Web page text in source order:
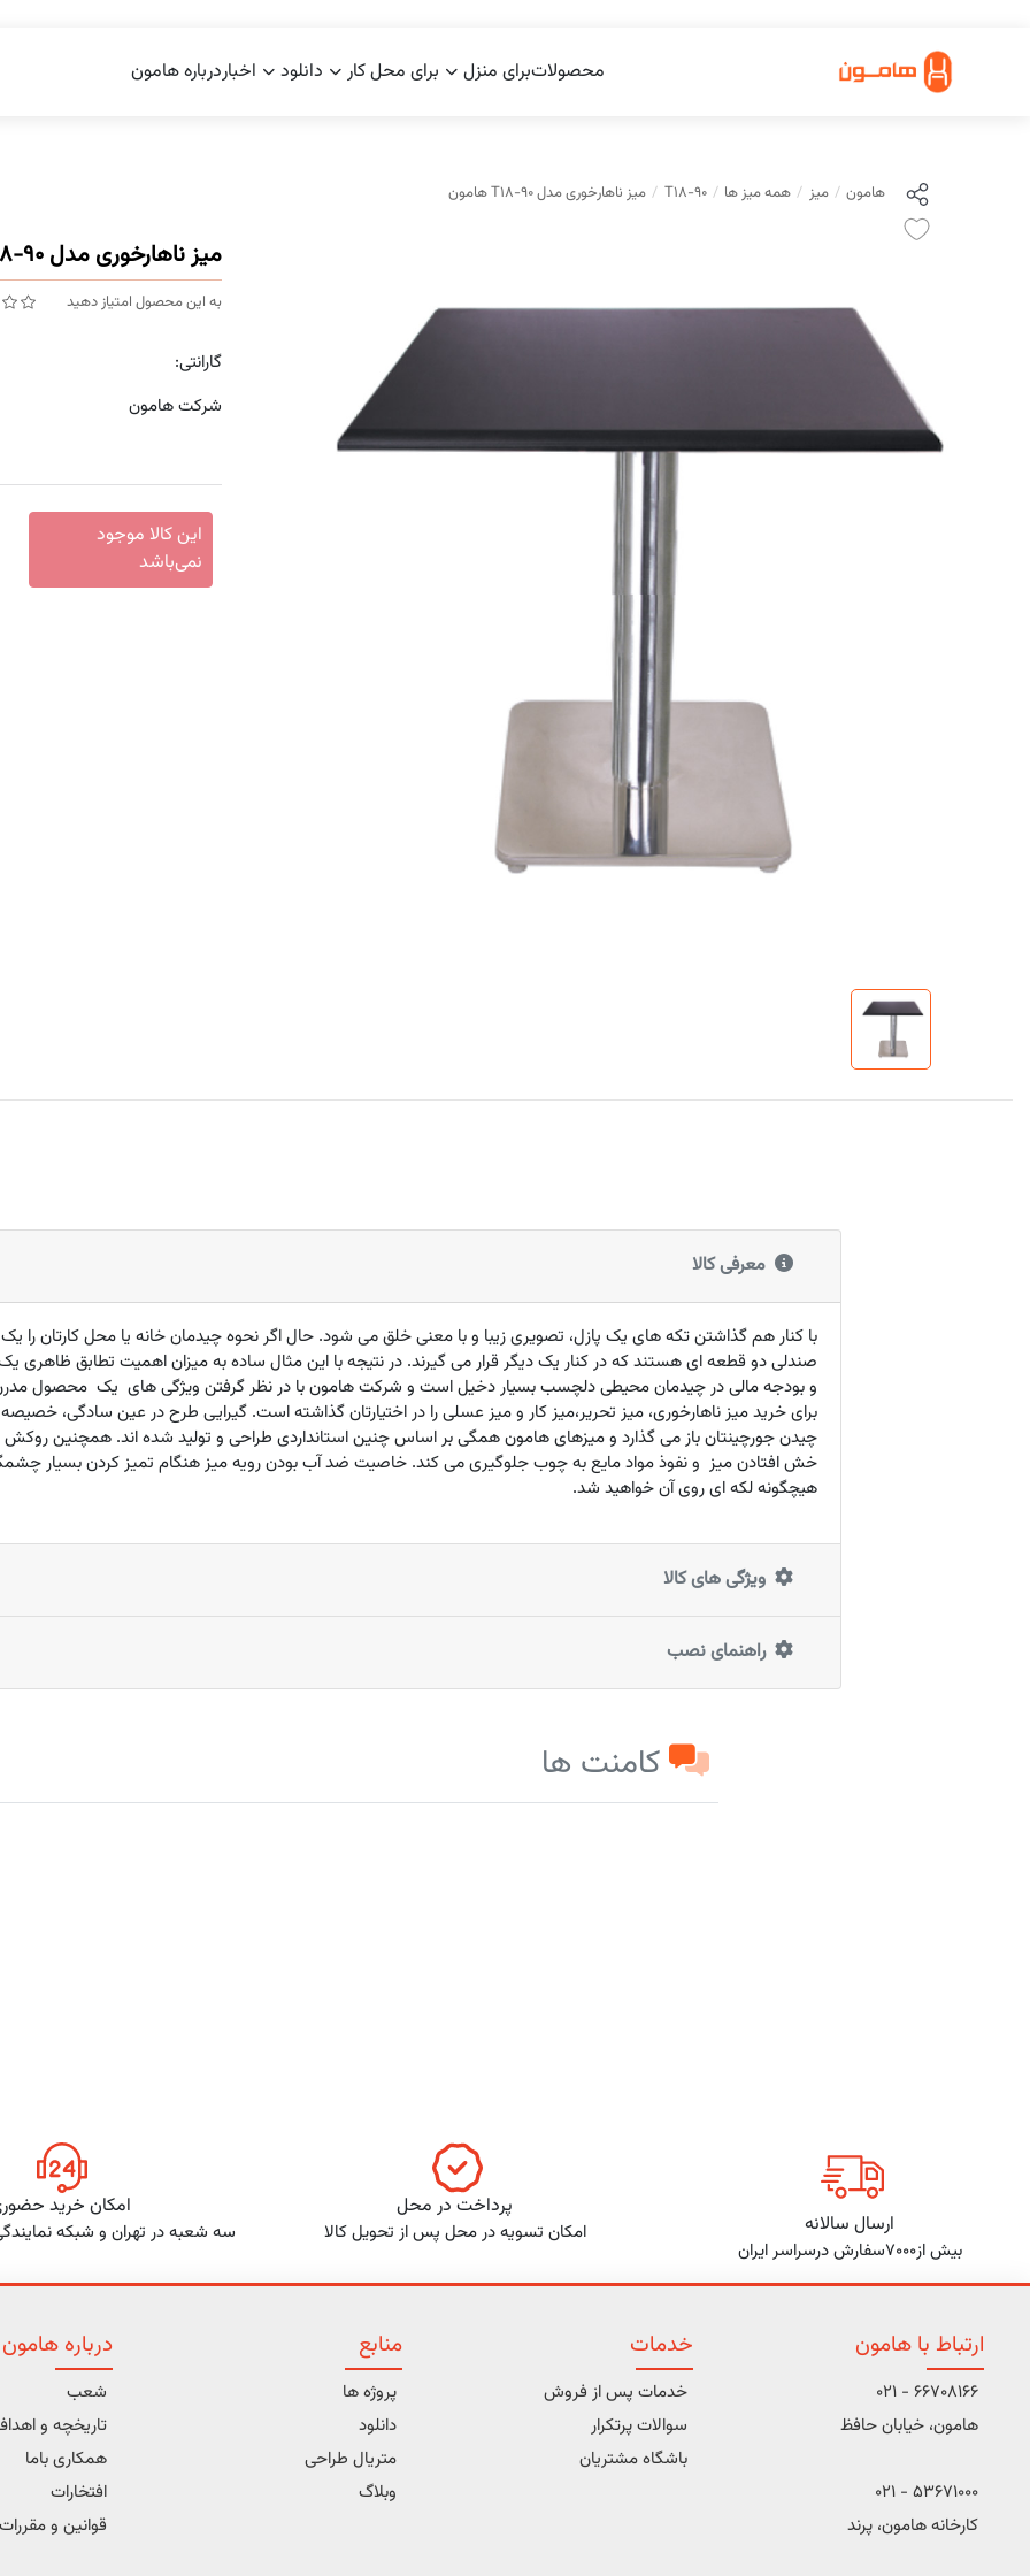
محصولاتبرای منزل برای محل کار دانلود اخباردرباره هامون
میز ناهارخوری مدل T18-90 هامون
به این محصول امتیاز دهید
گارانتی:
شرکت هامون
این کالا موجود
نمی‌باشد
هامون میز همه میز ها T18-90 میز ناهارخوری مدل T18-90 هامون
معرفی کالا
با کنار هم گذاشتن تکه های یک پازل، تصویری زیبا و با معنی خلق می شود. حال اگر نحوه چیدمان خانه یا محل کارتان
صندلی دو قطعه ای هستند که در کنار یک دیگر قرار می گیرند. در نتیجه با این مثال ساده به میزان اهمیت تطابق
و بودجه مالی در چیدمان محیطی دلچسب بسیار دخیل است و شرکت هامون با در نظر گرفتن ویژگی های یک محصول مدرن
برای خرید میز ناهارخوری، میز تحریر،میز کار و میز عسلی را در اختیارتان گذاشته است. گیرایی طرح در عین سادگی،
خش افتادن میز و نفوذ مواد مایع به چوب جلوگیری می کند. خاصیت ضد آب بودن رویه میز هنگام تمیز کردن بسیار
هیچگونه لکه ای روی آن خواهید شد.
ویژگی های کالا
راهنمای نصب
کامنت ها
ارسال سالانه
بیش از7000سفارش درسراسر ایران
پرداخت در محل
امکان تسویه در محل پس از تحویل کالا
امکان خرید
سه شعبه در تهران و شبکه
درباره هامون
شعب
تاریخچه و
همکاری باما
افتخارات
قوانین و
منابع
پروژه ها
دانلود
متریال طراحی
وبلاگ
خدمات
خدمات پس از فروش
سوالات پرتکرار
باشگاه مشتریان
ارتباط با هامون
66708166 - 021
هامون، خیابان حافظ
53671000 - 021
کارخانه هامون، پرند